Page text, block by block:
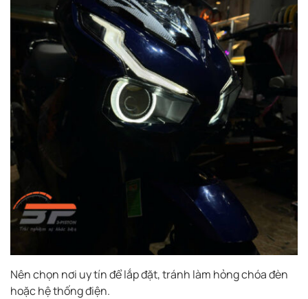
Nên chọn nơi uy tín để lắp đặt, tránh làm hỏng chóa đèn
hoặc hệ thống điện.